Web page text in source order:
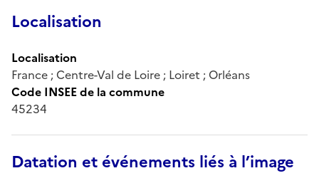
Localisation
Localisation
France ; Centre-Val de Loire ; Loiret ; Orléans
Code INSEE de la commune
45234
Datation et événements liés à l’image